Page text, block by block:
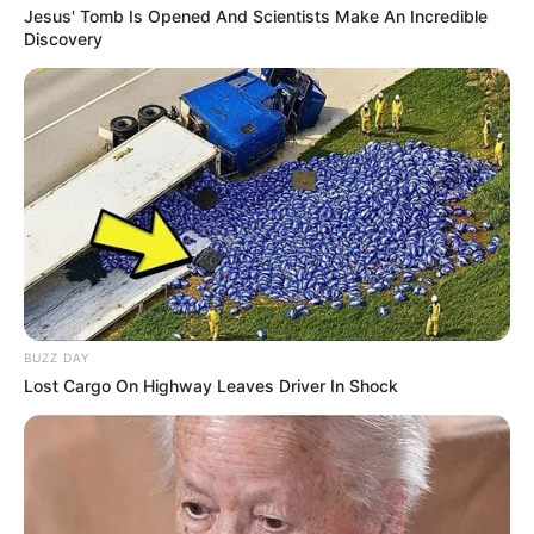
7. Maki Zenin
Jesus' Tomb Is Opened And Scientists Make An Incredible
Discovery
BUZZ DAY
Lost Cargo On Highway Leaves Driver In Shock